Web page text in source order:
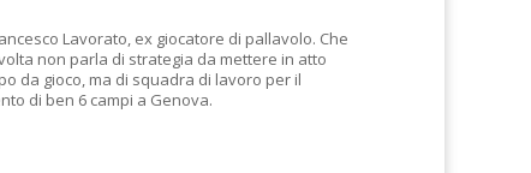
Lavorato, ex giocatore di pallavolo. Che
non parla di strategia da mettere in atto
da gioco, ma di squadra di lavoro per il
di ben 6 campi a Genova.